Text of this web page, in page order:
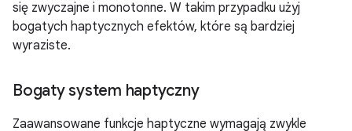
się zwyczajne i monotonne. W takim przypadku użyj
bogatych haptycznych efektów, które są bardziej
wyraziste.
Bogaty system haptyczny
Zaawansowane funkcje haptyczne wymagają zwykle